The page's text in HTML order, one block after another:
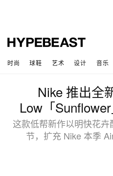
时尚 球鞋 艺术 设计 音乐
Nike 推出全
Low「
这款低帮新作以明快花
节，扩充 Nike 本季